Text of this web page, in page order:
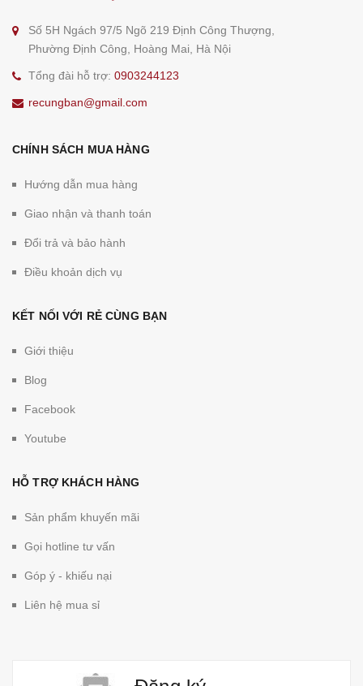
Số 5H Ngách 97/5 Ngõ 219 Định Công Thượng,
Phường Định Công, Hoàng Mai, Hà Nội
Tổng đài hỗ trợ: 0903244123
recungban@gmail.com
CHÍNH SÁCH MUA HÀNG
Hướng dẫn mua hàng
Giao nhận và thanh toán
Đổi trả và bảo hành
Điều khoản dịch vụ
KẾT NỐI VỚI RẺ CÙNG BẠN
Giới thiệu
Blog
Facebook
Youtube
HỖ TRỢ KHÁCH HÀNG
Sản phẩm khuyến mãi
Gọi hotline tư vấn
Góp ý - khiếu nại
Liên hệ mua sỉ